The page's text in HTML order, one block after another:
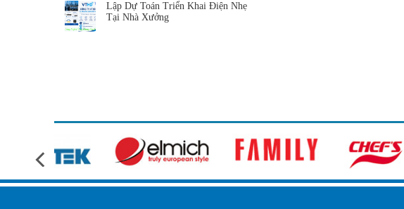
Lập Dự Toán Triển Khai Điện Nhẹ
Tại Nhà Xưởng